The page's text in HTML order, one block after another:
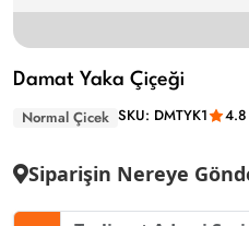
Damat Yaka Çiçeği
Normal Çicek SKU: DMTYK1 4.8
Siparişin Nereye